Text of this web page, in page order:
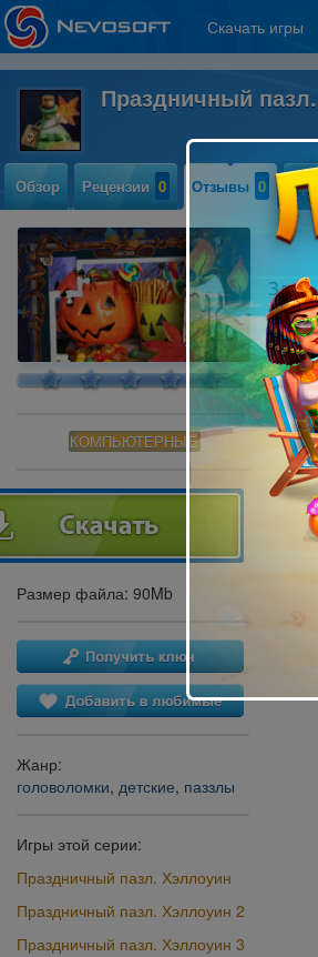
Скачать игры
Праздничный
Обзор Рецензии 0 Отзывы 0
КОМПЬЮТЕРНЫЕ
Размер файла: 90Mb
Жанр:
головоломки, детские, паззлы
Игры этой серии:
Праздничный пазл. Хэллоуин
Праздничный пазл. Хэллоуин 2
Праздничный пазл. Хэллоуин 3